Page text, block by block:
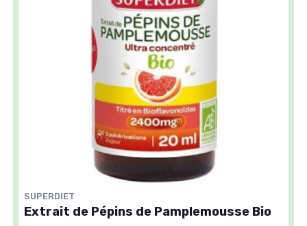
SUPERDIET
Extrait de Pépins de Pamplemousse Bio